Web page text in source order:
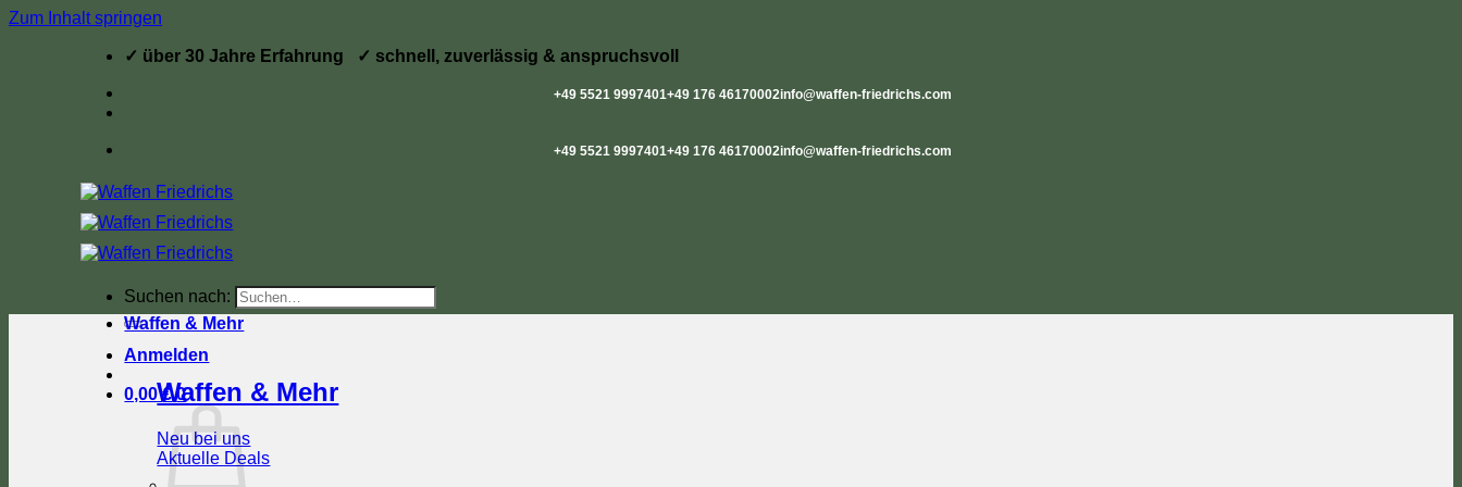
Zum Inhalt springen
✓ über 30 Jahre Erfahrung ✓ schnell, zuverlässig & anspruchsvoll
+49 5521 9997401+49 176 46170002info@waffen-friedrichs.com
+49 5521 9997401+49 176 46170002info@waffen-friedrichs.com
Suchen nach:
Anmelden
0,00€ 0
Waffen & Mehr
Waffen & Mehr
Neu bei uns
Aktuelle Deals